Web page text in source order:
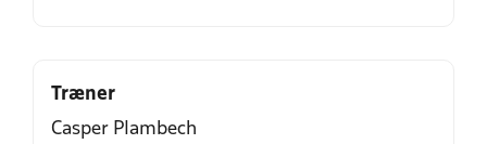
Træner
Casper Plambech